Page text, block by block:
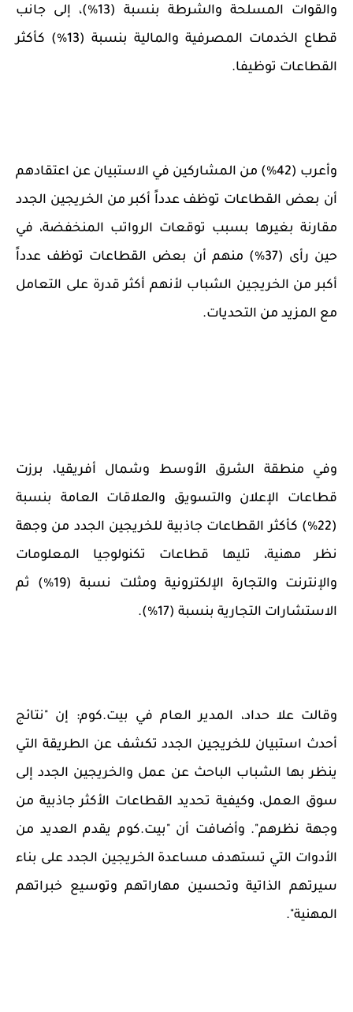
والقوات المسلحة والشرطة بنسبة (13%)، إلى جانب
قطاع الخدمات المصرفية والمالية بنسبة (13%) كأكثر
القطاعات توظيفا.
وأعرب (42%) من المشاركين في الاستبيان عن اعتقادهم
أن بعض القطاعات توظف عدداً أكبر من الخريجين الجدد
مقارنة بغيرها بسبب توقعات الرواتب المنخفضة، في
حين رأى (37%) منهم أن بعض القطاعات توظف عدداً
أكبر من الخريجين الشباب لأنهم أكثر قدرةعلى التعامل
مع المزيد من التحديات.
وفي منطقة الشرق الأوسط وشمال أفريقيا، برزت
قطاعات الإعلان والتسويق والعلاقات العامة بنسبة
(22%) كأكثر القطاعات جاذبية للخريجين الجدد من وجهة
نظر مهنية، تليها قطاعات تكنولوجيا المعلومات
والإنترنت والتجارة الإلكترونية ومثلت نسبة (19%) ثم
الاستشارات التجارية بنسبة (17%).
وقالت علا حداد، المدير العام في بيت.كوم: إن "نتائج
أحدث استبيان للخريجين الجدد تكشف عن الطريقة التي
ينظر بها الشباب الباحث عن عمل والخريجين الجدد إلى
سوق العمل، وكيفية تحديد القطاعات الأكثر جاذبية من
وجهة نظرهم". وأضافت أن "بيت.كوم يقدم العديد من
الأدوات التي تستهدف مساعدة الخريجين الجدد على بناء
سيرتهم الذاتية وتحسين مهاراتهم وتوسيع خبراتهم
المهنية".